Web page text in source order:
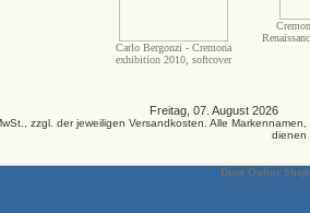
Carlo Bergonzi - Cremona
exhibition 2010, softcover
Freitag, 07. August 2026
zzgl. der jeweiligen Versandkosten. Alle
dienen
Diese Online